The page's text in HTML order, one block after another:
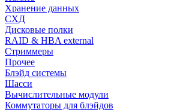
Хранение данных
СХД
Дисковые полки
RAID & HBA external
Стриммеры
Прочее
Блэйд системы
Шасси
Вычислительные модули
Коммутаторы для блэйдов